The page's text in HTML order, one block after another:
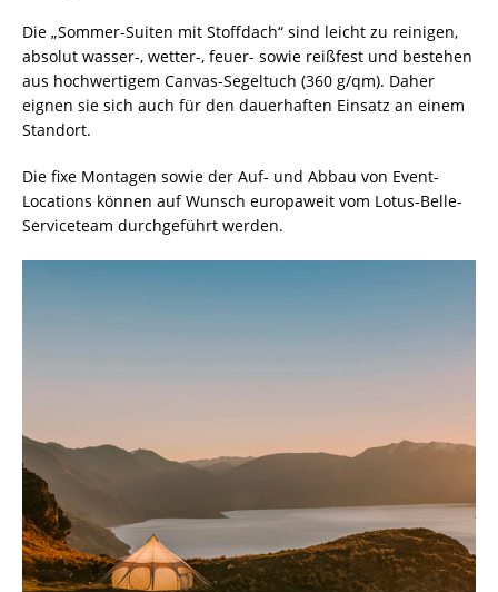
Die „Sommer-Suiten mit Stoffdach“ sind leicht zu reinigen,
absolut wasser-, wetter-, feuer- sowie reißfest und bestehen
aus hochwertigem Canvas-Segeltuch (360 g/qm). Daher
eignen sie sich auch für den dauerhaften Einsatz an einem
Standort.
Die fixe Montagen sowie der Auf- und Abbau von Event-
Locations können auf Wunsch europaweit vom Lotus-Belle-
Serviceteam durchgeführt werden.